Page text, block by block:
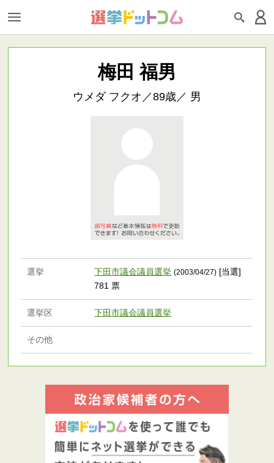
梅田 福男
ウメダ フクオ／89歳／ 男
選挙 下田市議会議員選挙 (2003/04/27) [当選]
781 票
選挙区 下田市議会議員選挙
その他